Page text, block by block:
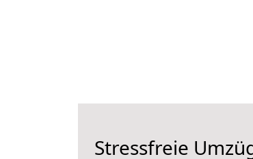
Stressfreie